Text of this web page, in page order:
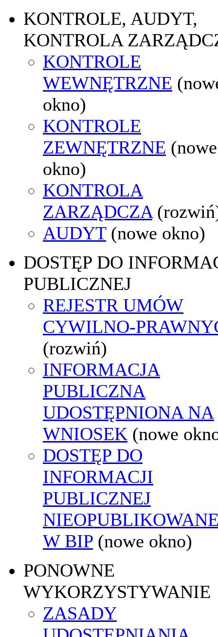
KONTROLE, AUDYT,
KONTROLA
KONTROLE
WEWNĘTRZNE
okno)
KONTROLE
ZEWNĘTRZNE (nowe
okno)
KONTROLA
ZARZĄDCZA
AUDYT (nowe okno)
DOSTĘP DO
PUBLICZNEJ
REJESTR UMÓW
CYWILNO-
(rozwiń)
INFORMACJA
PUBLICZNA
UDOSTĘPNIONA NA
WNIOSEK (nowe
DOSTĘP DO
INFORMACJI
PUBLICZNEJ
W BIP (nowe okno)
PONOWNE
WYKORZYSTYWANIE
ZASADY